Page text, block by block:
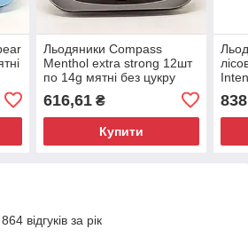
Льодяники Compass
Menthol extra strong 12шт
по 14g мятні без цукру
616,61₴
Купити
відгуків за рік